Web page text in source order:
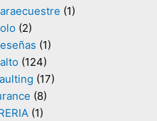
(1)
(2)
(1)
(124)
(17)
(8)
(1)